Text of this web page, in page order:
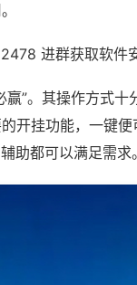
进群获取软件
”。其操作方式
开挂功能，一键
助都可以满足需求。